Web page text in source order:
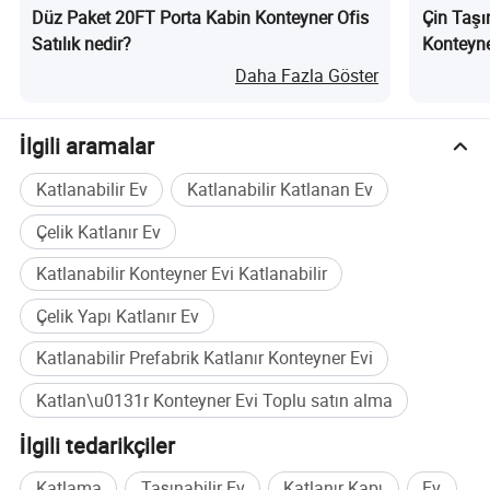
Genişletilebilir Kontianer evinin Özellikleri:
Boyut 5800 mm * 2480 mm * 2560 mm (U * G * Y)
Çelik Çerçeve 2,5 mm Galvanize Çelik
Duvar 50 mm Kaya yünü/EPS Sandviç Paneli
Rood Yapısı Tavan + Cam yün yalıtım Malzemesi + Çelik Plaka
Zemin
Pencere 0,95 m * 1,1 m PVC kayar Pencere
Düz Paket 20FT Porta Kabin Konteyner Ofis
Satılık nedir?
Daha Fazla Göster
Çin
İlgili aramalar
Katlanabilir Ev
Katlanabilir Katlanan Ev
Çelik Katlanır Ev
Katlanabilir Konteyner Evi Katlanabilir
Çelik Yapı Katlanır Ev
Katlanabilir Prefabrik Katlanır Konteyner Evi
Katlan\u0131r Konteyner Evi Toplu satın alma
İlgili tedarikçiler